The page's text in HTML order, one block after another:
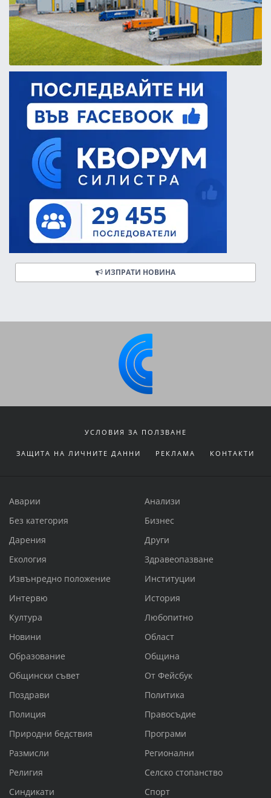
ИЗПРАТИ НОВИНА
УСЛОВИЯ ЗА ПОЛЗВАНЕ
ЗАЩИТА НА ЛИЧНИТЕ ДАННИ РЕКЛАМА КОНТАКТИ
Аварии
Анализи
Без категория
Бизнес
Дарения
Други
Екология
Здравеопазване
Извънредно положение
Институции
Интервю
История
Култура
Любопитно
Новини
Област
Образование
Община
Общински съвет
От Фейсбук
Поздрави
Политика
Полиция
Правосъдие
Природни бедствия
Програми
Размисли
Регионални
Религия
Селско стопанство
Синдикати
Спорт